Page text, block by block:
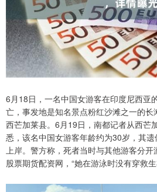
6月18日，一名中国女游客在印度尼西亚
亡，事发地是知名景点粉红沙滩之一的
西芒加莱县。6月19日，南都记者从西芒
悉，该名中国女游客年龄约为30岁，其
上岸。警方称，死者当时与其他游客分
股票期货配资网，“她在游泳时没有穿救生